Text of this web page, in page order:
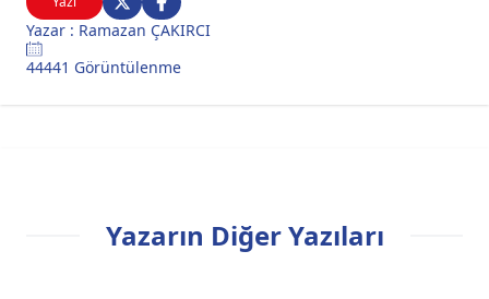
Yazar : Ramazan ÇAKIRCI
44441 Görüntülenme
Yazarın Diğer Yazıları